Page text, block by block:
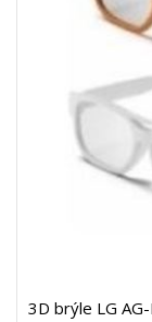
3D brýle LG